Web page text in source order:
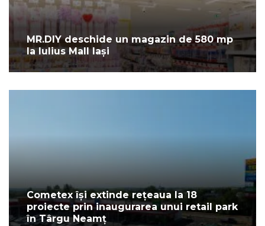
MR.DIY deschide un magazin de 580 mp
la Iulius Mall Iași
Cometex își extinde rețeaua la 18
proiecte prin inaugurarea unui retail park
în Târgu Neamț